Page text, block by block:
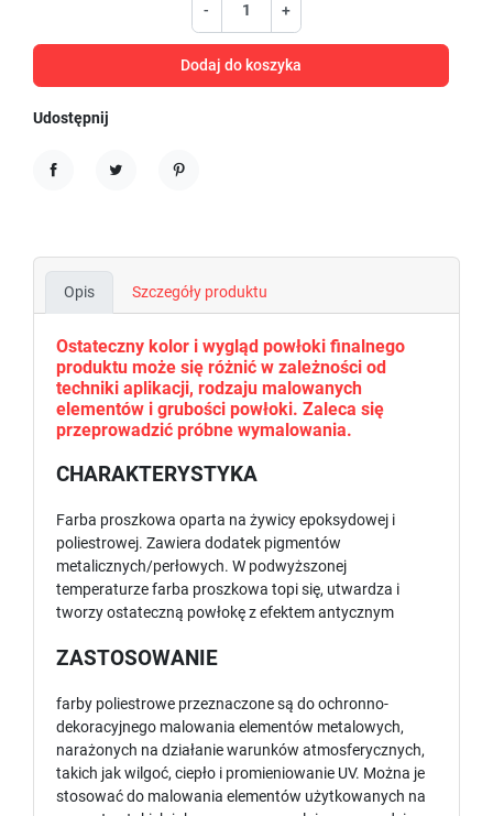
- +
Dodaj do koszyka
Udostępnij
Opis Szczegóły produktu
Ostateczny kolor i wygląd powłoki finalnego
produktu może się różnić w zależności od
techniki aplikacji, rodzaju malowanych
elementów i grubości powłoki. Zaleca się
przeprowadzić próbne wymalowania.
CHARAKTERYSTYKA
Farba proszkowa oparta na żywicy epoksydowej i
poliestrowej. Zawiera dodatek pigmentów
metalicznych/perłowych. W podwyższonej
temperaturze farba proszkowa topi się, utwardza i
tworzy ostateczną powłokę z efektem antycznym
ZASTOSOWANIE
farby poliestrowe przeznaczone są do ochronno-
dekoracyjnego malowania elementów metalowych,
narażonych na działanie warunków atmosferycznych,
takich jak wilgoć, ciepło i promieniowanie UV. Można je
stosować do malowania elementów użytkowanych na